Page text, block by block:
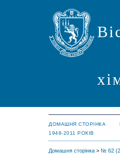
ДОМАШНЯ СТОРІНКА
1948-2011 РОКІВ
Домашня сторінка > № 62